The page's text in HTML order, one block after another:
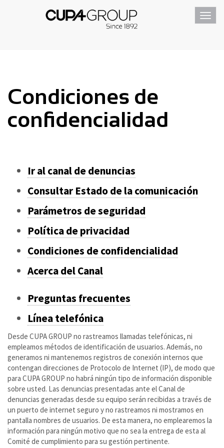
Condiciones de
confidencialidad
Ir al canal de denuncias
Consultar Estado de la comunicación
Parámetros de seguridad
Política de privacidad
Condiciones de confidencialidad
Acerca del Canal
Preguntas frecuentes
Línea telefónica
Desde CUPA GROUP no rastreamos llamadas telefónicas, ni
empleamos métodos de identificación de usuarios. Además, no
generamos ni mantenemos registros de conexión internos que
contengan direcciones de Protocolo de Internet (IP), de modo que
para CUPA GROUP no habrá ningún tipo de información disponible
sobre usted. Las denuncias presentadas ante el Canal de
denuncias generadas desde su equipo serán recibidas a través de
un puerto de internet seguro y no rastreamos ni mostramos en
pantalla nombres de usuarios. De esta manera, no emplearemos la
información para ningún motivo que no sea la entrega de esta al
Comité de cumplimiento para su gestión pertinente.